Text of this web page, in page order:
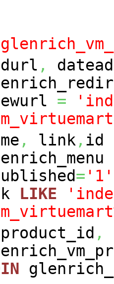
,
=
, link, id
= '1'
LIKE
product_id ,